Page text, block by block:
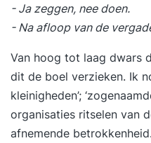
- Ja zeggen, nee doen.
- Na afloop van de
Van hoog tot laag dwars
dit de boel verzieken. Ik
kleinigheden’;
organisaties ritselen van
afnemende betrokkenheid.